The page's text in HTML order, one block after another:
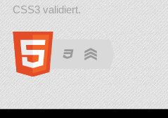
CSS3 validiert.